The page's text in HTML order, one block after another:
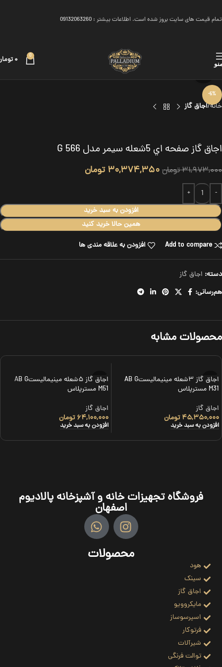
تمام قیمت های سایت بروز شده است. اطلاعات بیشتر : 09132063260
0 ۰
-5%
برای بزرگنمایی کلیک کنید
خانه اجاق گاز
اجاق گاز صفحه اي 5شعله سیمر مدل G 566
۳۱,۹۷۳,۰۰۰تومان ۳۰,۳۷۴,۳۵۰ تومان
افزودن به سبد خرید
همین حالا خرید کنید
Add to compare
افزودن به علاقه مندی ها
دسته: اجاق گاز
هم‌رسانی:
محصولات مشابه
اجاق گاز ۳شعله مینیمالیستAB G
M31 مسترپلاس
اجاق گاز
۴۵,۳۵۰,۰۰۰ تومان
افزودن به سبد خرید
اجاق گاز ۵شعله مینیمالیستAB G
M51 مسترپلاس
اجاق گاز
۶۴,۱۰۰,۰۰۰ تومان
افزودن به سبد خرید
فروشگاه تجهیزات خانه و آشپزخانه پالادیوم
اصفهان
محصولات
هود
سینک
اجاق گاز
مایکروویو
اسپرسوساز
فرتوکار
شیرآلات
توالت فرنگی